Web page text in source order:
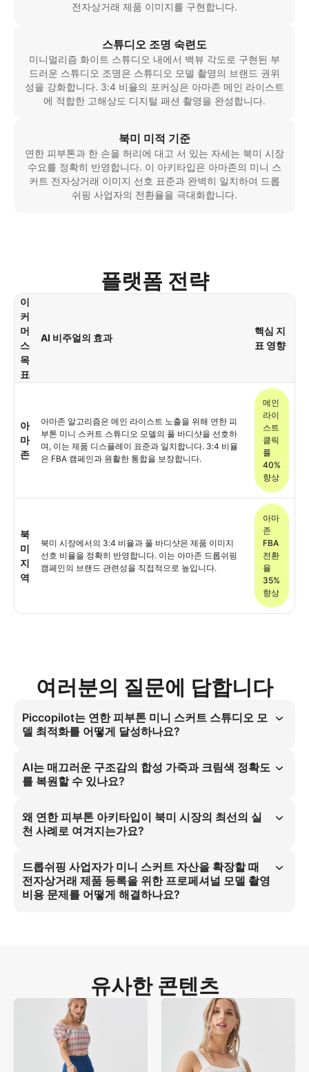
전자상거래 제품 이미지를 구현합니다.
스튜디오 조명 숙련도
미니멀리즘 화이트 스튜디오 내에서 백뷰 각도로 구현된 부
드러운 스튜디오 조명은 스튜디오 모델 촬영의 브랜드 권위
성을 강화합니다. 3:4 비율의 포커싱은 아마존 메인 라이스트
에 적합한 고해상도 디지털 패션 촬영을 완성합니다.
북미 미적 기준
연한 피부톤과 한 손을 허리에 대고 서 있는 자세는 북미 시장
수요를 정확히 반영합니다. 이 아키타입은 아마존의 미니 스
커트 전자상거래 이미지 선호 표준과 완벽히 일치하여 드롭
쉬핑 사업자의 전환율을 극대화합니다.
플랫폼 전략
이
커
머
스
목
표
AI 비주얼의 효과
핵심 지
표 영향
아
마
존
아마존 알고리즘은 메인 라이스트 노출을 위해 연한 피
부톤 미니 스커트 스튜디오 모델의 풀 바디샷을 선호하
며, 이는 제품 디스플레이 표준과 일치합니다. 3:4 비율
은 FBA 캠페인과 원활한 통합을 보장합니다.
메인
라이
스트
클릭
률
40%
향상
북
미
지
역
북미 시장에서의 3:4 비율과 풀 바디샷은 제품 이미지
선호 비율을 정확히 반영합니다. 이는 아마존 드롭쉬핑
캠페인의 브랜드 관련성을 직접적으로 높입니다.
아마
존
FBA
전환
율
35%
향상
여러분의 질문에 답합니다
Piccopilot는 연한 피부톤 미니 스커트 스튜디오 모
델 최적화를 어떻게 달성하나요?
합성 감각을 완전히 제거합니다. 합성 가죽의 구조감과 조명을 정확히 동
기화하여 98%의 소재 정확도를 달성하며, 전자상거래 판매자의 프로페셔
널 모델 촬영 비용 문제를 즉시 해결합니다. 3:4 비율은 아마존 플랫폼 호
다.
AI는 매끄러운 구조감의 합성 가죽과 크림색 정확도
를 복원할 수 있나요?
정확도로 재현합니다. 부드러운 스튜디오 조명과 3:4 비율을 적용하여 소
재 질감과 색상 충실도를 완벽히 구현함으로써, 전자상거래 판매자의 비
용 문제를 직접 해결하고 아마존 메인 라이스트 준수를 보장합니다.
왜 연한 피부톤 아키타입이 북미 시장의 최선의 실
천 사례로 여겨지는가요?
진 수요가 높아 최선의 실천 사례입니다. 이 모델의 한 손을 허리에 대고
서 있는 자세와 미니멀리즘 화이트 스튜디오 배경은 아마존의 시각적 표
준과 북미 소비자 선호도와 완벽히 일치하여 드롭쉬핑 사업자의 전환율을
극대화합니다.
드롭쉬핑 사업자가 미니 스커트 자산을 확장할 때
전자상거래 제품 등록을 위한 프로페셔널 모델 촬영
비용 문제를 어떻게 해결하나요?
유사한 콘텐츠